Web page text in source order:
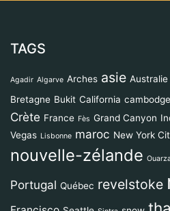
TAGS
Agadir Algarve Arches asie Australie
Bretagne Bukit California cambodge
Crète France Fès Grand Canyon
Vegas Lisbonne maroc New York
nouvelle-zélande
Portugal Québec revelstoke